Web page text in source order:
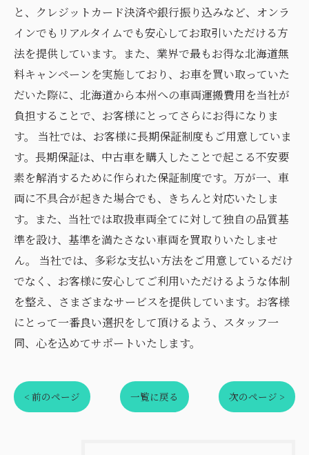
と、クレジットカード決済や銀行振り込みなど、オンラ
インでもリアルタイムでも安心してお取引いただける方
法を提供しています。また、業界で最もお得な北海道無
料キャンペーンを実施しており、お車を買い取っていた
だいた際に、北海道から本州への車両運搬費用を当社が
負担することで、お客様にとってさらにお得になりま
す。 当社では、お客様に長期保証制度もご用意していま
す。長期保証は、中古車を購入したことで起こる不安要
素を解消するために作られた保証制度です。万が一、車
両に不具合が起きた場合でも、きちんと対応いたしま
す。また、当社では取扱車両全てに対して独自の品質基
準を設け、基準を満たさない車両を買取りいたしませ
ん。 当社では、多彩な支払い方法をご用意しているだけ
でなく、お客様に安心してご利用いただけるような体制
を整え、さまざまなサービスを提供しています。お客様
にとって一番良い選択をして頂けるよう、スタッフ一
同、心を込めてサポートいたします。
< 前のページ 一覧に戻る 次のページ >